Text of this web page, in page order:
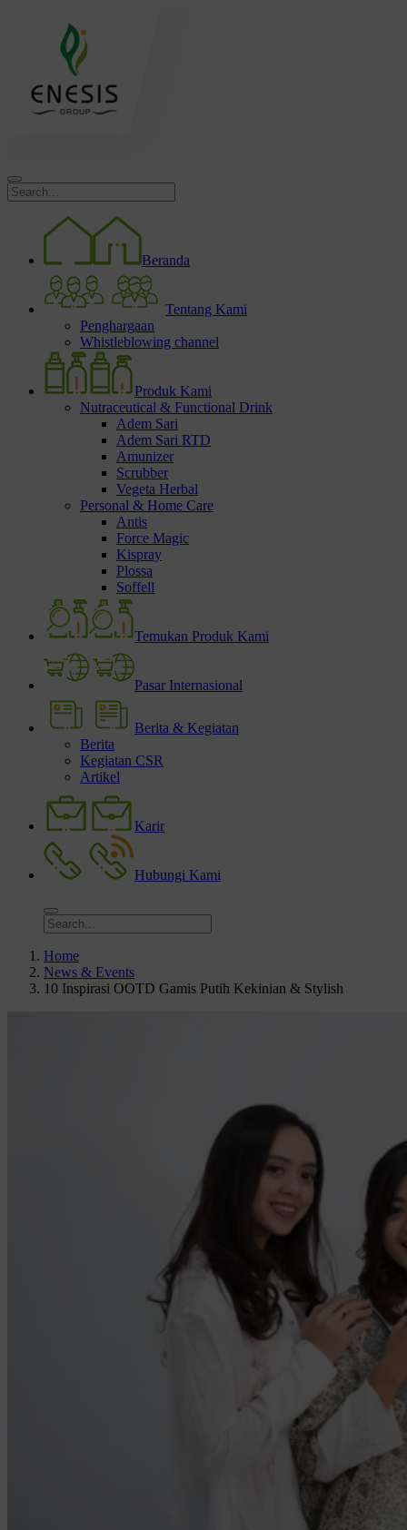
Beranda
Tentang Kami
Penghargaan
Whistleblowing channel
Produk Kami
Nutraceutical & Functional Drink
Adem Sari
Adem Sari RTD
Amunizer
Scrubber
Vegeta Herbal
Personal & Home Care
Antis
Force Magic
Kispray
Plossa
Soffell
Temukan Produk Kami
Pasar Internasional
Berita & Kegiatan
Berita
Kegiatan CSR
Artikel
Karir
Hubungi Kami
Home
News & Events
10 Inspirasi OOTD Gamis Putih Kekinian & Stylish